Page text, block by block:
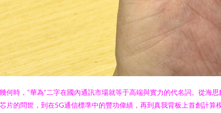
何時，“華為”二字在國內通訊市場就等于高端與實力的代名詞。從海思
片的問世，到在5G通信標準中的豐功偉績，再到真我背板上首創計算